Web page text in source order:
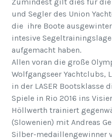
Zumindest gilt dies für die
und Segler des Union
die ihre Boote
intesive
aufgemacht haben.
Allen voran die große
Wolfgangseer Yachtclubs,
in der LASER Bootsklasse
Spiele in Rio 2016 ins
Höllwerth trainiert
(Slowenien) mit Andreas
Silber-medaillengewinner